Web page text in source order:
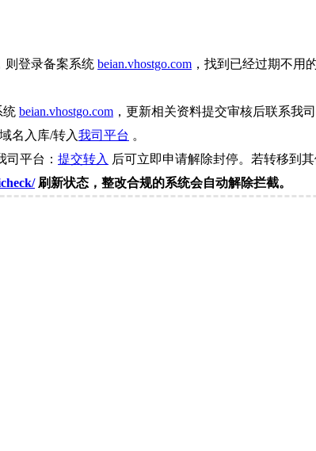
则登录备案系统 beian.vhostgo.com ，找到已经过期不用
统 beian.vhostgo.com ，更新相关资料提交审核后联系我司
名入库/转入我司平台 。
平台： 提交转入 后可立即申请解除封停。若转移到
刷新状态，整改合规的系统会自动解除拦截。